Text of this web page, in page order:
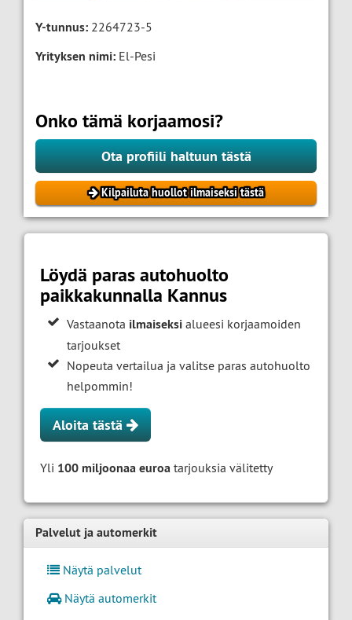
Y-tunnus: 2264723-5
Yrityksen nimi: El-Pesi
Onko tämä korjaamosi?
Ota profiili haltuun tästä
Kilpailuta huollot ilmaiseksi tästä
Löydä paras autohuolto
paikkakunnalla Kannus
Vastaanota ilmaiseksi alueesi korjaamoiden
tarjoukset
Nopeuta vertailua ja valitse paras autohuolto
helpommin!
Aloita tästä
Yli 100 miljoonaa euroa tarjouksia välitetty
Palvelut ja automerkit
Näytä palvelut
Näytä automerkit